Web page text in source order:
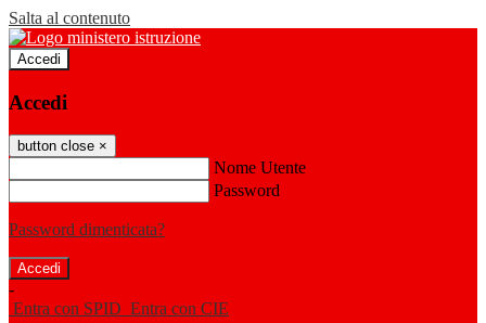
Salta al contenuto
Accedi
Accedi
button close ×
Nome Utente
Password
Password dimenticata?
-
Entra con SPID Entra con CIE